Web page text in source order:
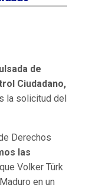
de
Ciudadano,
la solicitud del
Derechos
las
Volker Türk
en un